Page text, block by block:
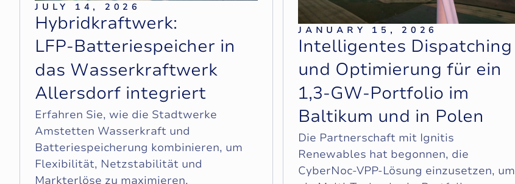
JULY 14, 2026
Hybridkraftwerk:
LFP-Batteriespeicher in
das Wasserkraftwerk
Allersdorf integriert
Erfahren Sie, wie die Stadtwerke
Amstetten Wasserkraft und
Batteriespeicherung kombinieren, um
Flexibilität, Netzstabilität und
Markterlöse zu maximieren.
JANUARY 15, 2026
Intelligentes Dispatching
und Optimierung für ein
1,3‑GW‑Portfolio im
Baltikum und in Polen
Die Partnerschaft mit Ignitis
Renewables hat begonnen, die
CyberNoc‑VPP‑Lösung einzusetzen, um